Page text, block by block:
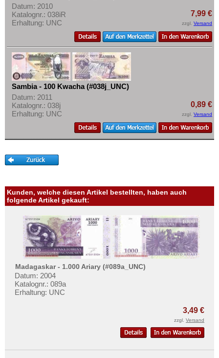
Datum: 2010
Katalognr.: 038iR
Erhaltung: UNC
7,99 €
zzgl. Versand
Sambia - 100 Kwacha (#038j_UNC)
Datum: 2011
Katalognr.: 038j
Erhaltung: UNC
0,89 €
zzgl. Versand
Kunden, welche diesen Artikel bestellten, haben auch
folgende Artikel gekauft:
Madagaskar - 1.000 Ariary (#089a_UNC)
Datum: 2004
Katalognr.: 089a
Erhaltung: UNC
3,49 €
zzgl. Versand